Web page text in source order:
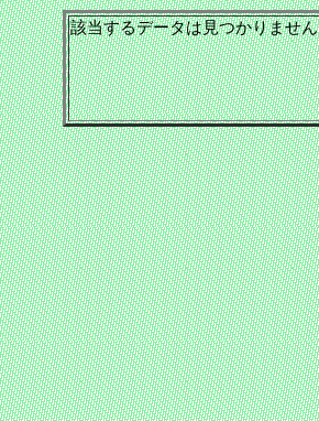
該当するデータは見つかりません